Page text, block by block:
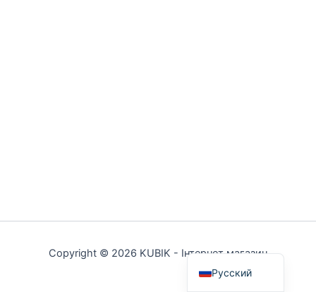
Copyright © 2026 KUBIK - Інтернет магазин
Русский
Українська